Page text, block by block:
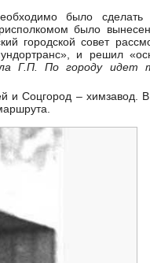
было
было
городской совет
и решил
Г.П. По городу идет
и Соцгород – химзавод.